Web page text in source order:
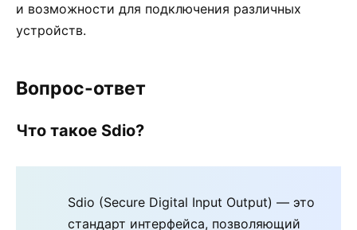
и возможности для подключения различных
устройств.
Вопрос-ответ
Что такое Sdio?
Sdio (Secure Digital Input Output) — это
стандарт интерфейса, позволяющий